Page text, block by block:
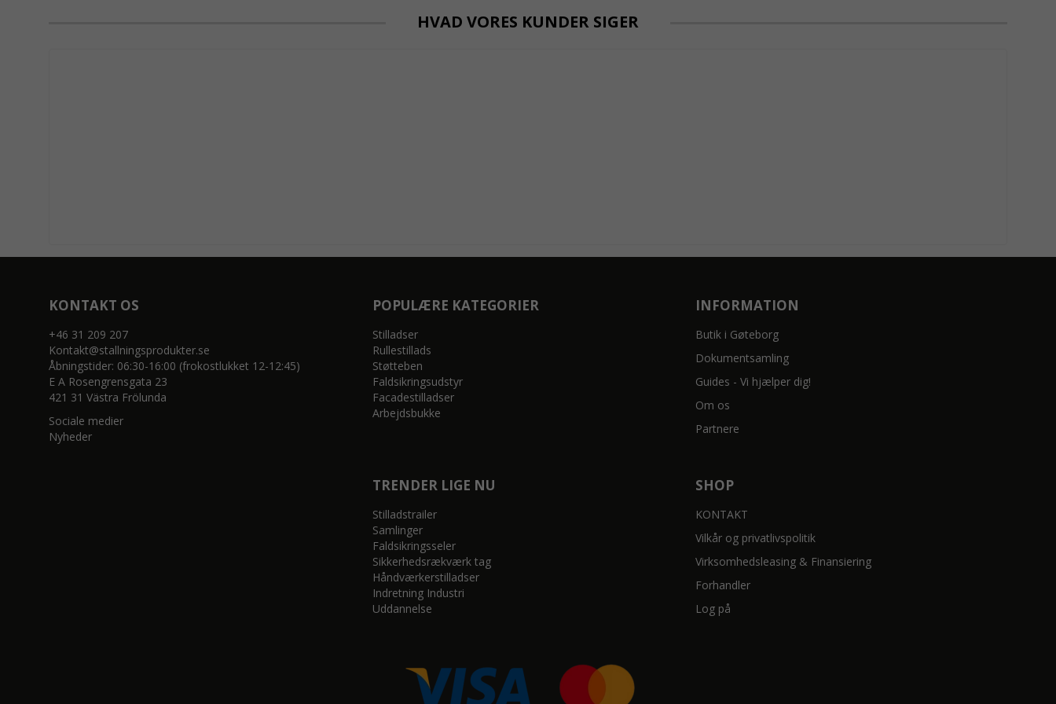
HVAD VORES KUNDER SIGER
KONTAKT OS
+46 31 209 207
Kontakt@stallningsprodukter.se
Åbningstider: 06:30-16:00 (frokostlukket 12-12:45)
E A Rosengrensgata 23
421 31 Västra Frölunda
Sociale medier
Nyheder
POPULÆRE KATEGORIER
Stilladser
Rullestillads
Støtteben
Faldsikringsudstyr
Facadestilladser
Arbejdsbukke
INFORMATION
Butik i Gøteborg
Dokumentsamling
Guides - Vi hjælper dig!
Om os
Partnere
TRENDER LIGE NU
Stilladstrailer
Samlinger
Faldsikringsseler
Sikkerhedsrækværk tag
Håndværkerstilladser
Indretning Industri
Uddannelse
SHOP
KONTAKT
Vilkår og privatlivspolitik
Virksomhedsleasing & Finansiering
Forhandler
Log på